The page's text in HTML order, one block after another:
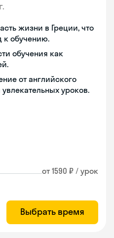
жизни в Греции, что
к обучению.
обучения как
от английского
уроков.
от 1590 ₽ / урок
Выбрать время